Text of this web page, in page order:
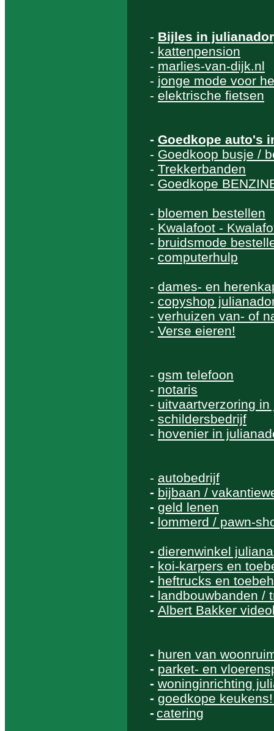
- Bijles in
- kattenpension
- marlies-van-dijk.nl
- jonge mode voor
- elektrische fietsen
- Goedkope auto's
- Goedkoop busje /
- Trekkerbanden
- Goedkope
- bloemen bestellen
- Kwalafoot -
- bruidsmode
- computerhulp
- dames- en
- copyshop
- verhuizen van- of
- Verse eieren!
- gsm telefoon
- notaris
- uitvaartverzoring in
- schildersbedrijf
- hovenier in
- autobedrijf
- bijbaan /
- geld lenen
- lommerd / pawn-
- dierenwinkel
- koi-karpers en
- heftrucks en
- landbouwbanden /
- Albert Bakker
- huren van
- parket- en
- woninginrichting
- goedkope
- catering